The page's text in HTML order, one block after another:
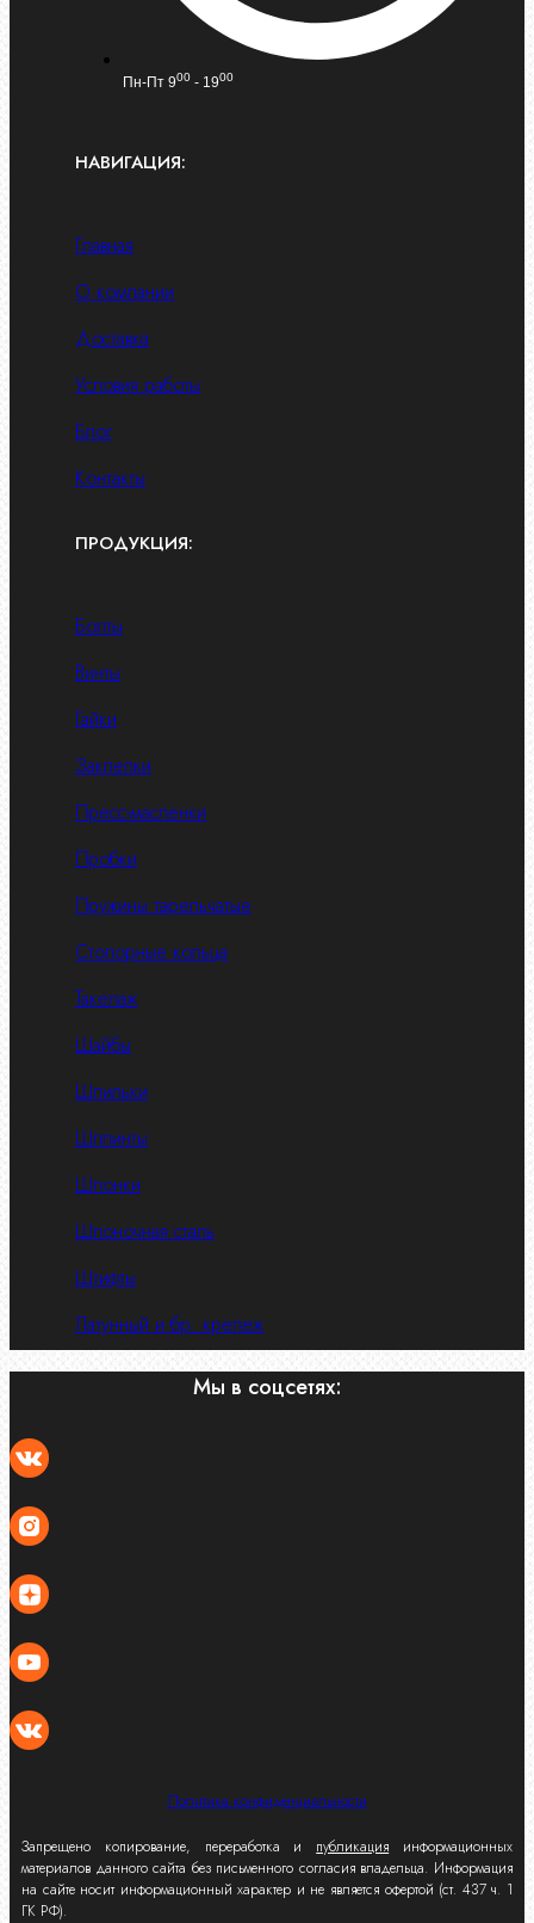
Пн-Пт 900 - 1900
НАВИГАЦИЯ:
Главная
О компании
Доставка
Условия работы
Блог
Контакты
ПРОДУКЦИЯ:
Болты
Винты
Гайки
Заклепки
Пресс-масленки
Пробки
Пружины тарельчатые
Стопорные кольца
Такелаж
Шайбы
Шпильки
Шплинты
Шпонки
Шпоночная сталь
Штифты
Латунный и бр. крепеж
Мы в соцсетях:
Политика конфиденциальности
Запрещено копирование, переработка и публикация информационных
материалов данного сайта без письменного согласия владельца. Информация
на сайте носит информационный характер и не является офертой (ст. 437 ч. 1
ГК РФ).